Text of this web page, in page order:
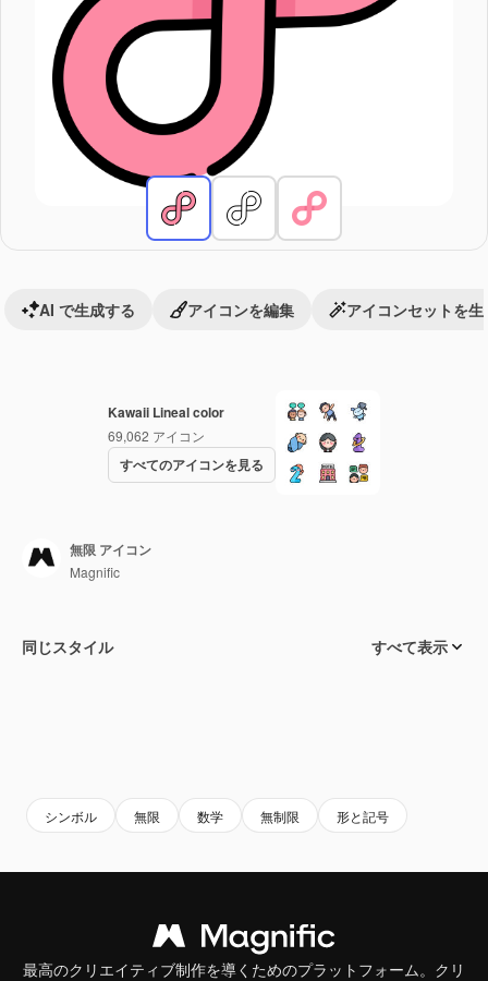
Kawaii Lineal color
69,062 アイコン
すべてのアイコンを見る
AI で生成する アイコンを編集 アイコンセットを生
無限 アイコン
Magnific
同じスタイル すべて表示
シンボル 無限 数学 無制限 形と記号
最高のクリエイティブ制作を導くためのプラットフォーム。クリ